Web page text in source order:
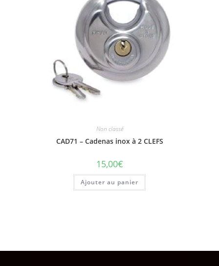
Non classé
CAD71 – Cadenas inox à 2 CLEFS
15,00€
Ajouter au panier